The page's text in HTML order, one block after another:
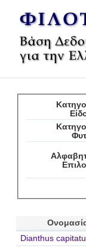
Dianthus